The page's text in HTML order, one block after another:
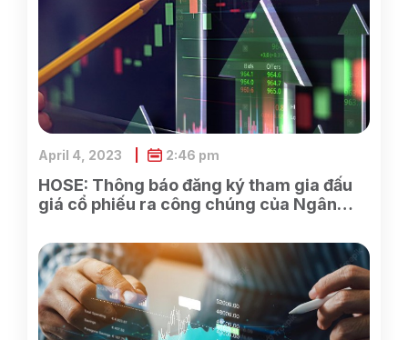
HOSE: Thông báo đăng ký tham gia đấu
giá cổ phiếu ra công chúng của Ngân
April 4, 2023 2:46 pm